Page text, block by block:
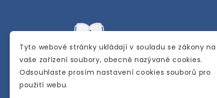
Internetové a kamenné knihkupectví se
Tyto webové stránky ukládají v souladu se zákony na
vaše zařízení soubory, obecně nazývané cookies.
Odsouhlaste prosím nastavení cookies souborů pro
použití webu.